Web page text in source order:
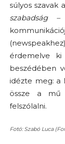
súlyos szavak
szabadság
érdemelve ki
beszédében
idézte meg: a
össze a mű
felszólalni.
Fotó: Szabó Luca